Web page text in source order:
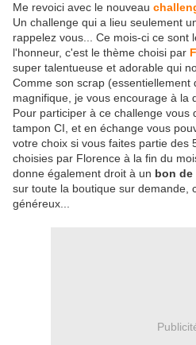
Me revoici avec le nouveau
Un challenge qui a lieu seulement
rappelez vous... Ce mois-ci ce sont
l'honneur, c'est le thème choisi par
super talentueuse et adorable qui
Comme son scrap
magnifique, je vous encourage à la
Pour participer à ce challenge vous
tampon CI, et en échange vous
votre choix si vous faites partie des
choisies par Florence à la fin du
donne également droit à un bon de
sur toute la boutique sur demande,
généreux...